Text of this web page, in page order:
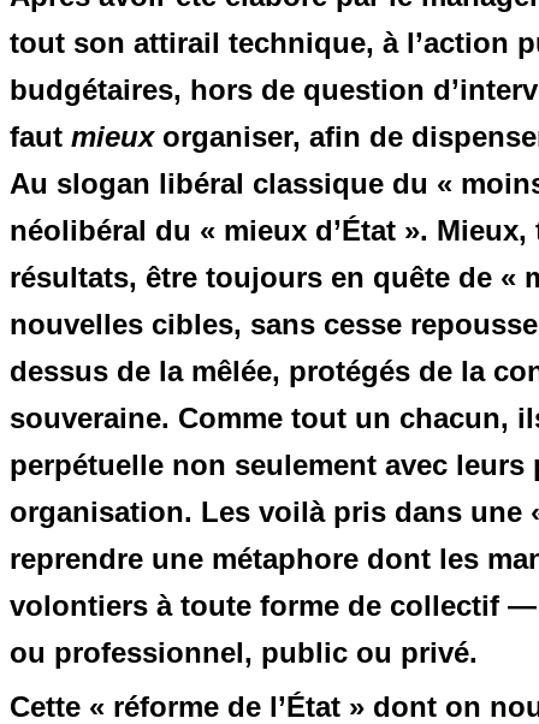
tout son attirail technique, à l’action
budgétaires, hors de question
faut mieux organiser, afin de
Au slogan libéral classique du «
néolibéral du « mieux d’État ».
résultats, être toujours en quête de «
nouvelles cibles, sans cesse
dessus de la mêlée, protégés de la
souveraine. Comme tout un chacun,
perpétuelle non seulement avec
organisation. Les voilà pris dans une
reprendre une métaphore dont les
volontiers à toute forme de collectif
ou professionnel, public ou privé.
Cette « réforme de l’État » dont on